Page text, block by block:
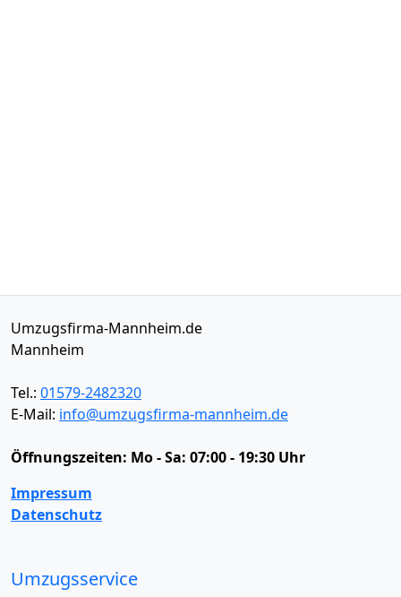
Umzugsfirma-Mannheim.de
Mannheim
Tel.: 01579-2482320
E-Mail: info@umzugsfirma-mannheim.de
Öffnungszeiten: Mo - Sa: 07:00 - 19:30 Uhr
Impressum
Datenschutz
Umzugsservice